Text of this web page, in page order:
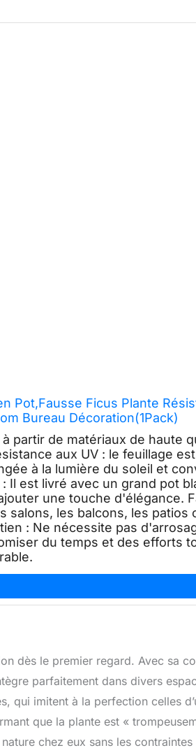
Pot,Fausse Ficus Plante
Bureau Décoration(1Pack)
partir de matériaux de haute
aux UV : le feuillage est
à la lumière du soleil et
Il est livré avec un grand pot
une touche d'élégance.
salons, les balcons, les patios
: Ne nécessite pas
du temps et des efforts
dès le premier regard. Avec sa
parfaitement dans divers
qui imitent à la perfection celles
que la plante est «
chez eux sans les contraintes